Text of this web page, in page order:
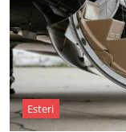
Esteri